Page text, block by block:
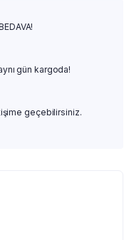
gün kargoda!
geçebilirsiniz.